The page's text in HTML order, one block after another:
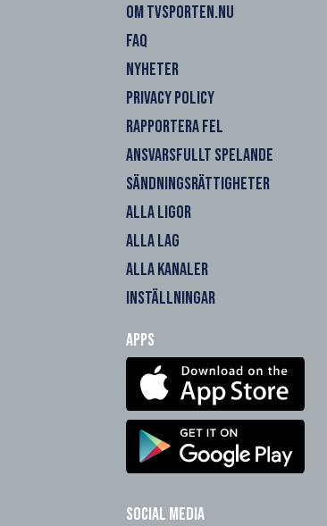
OM TVSPORTEN.NU
FAQ
NYHETER
PRIVACY POLICY
RAPPORTERA FEL
ANSVARSFULLT SPELANDE
SÄNDNINGSRÄTTIGHETER
ALLA LIGOR
ALLA LAG
ALLA KANALER
INSTÄLLNINGAR
Apps
Social Media